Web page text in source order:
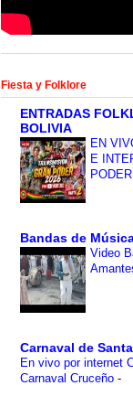
Fiesta y Folklore
ENTRADAS
BOLIVIA
EN
E
Bandas de
Video
Carnaval de
En vivo por internet
Carnaval Cruceño -